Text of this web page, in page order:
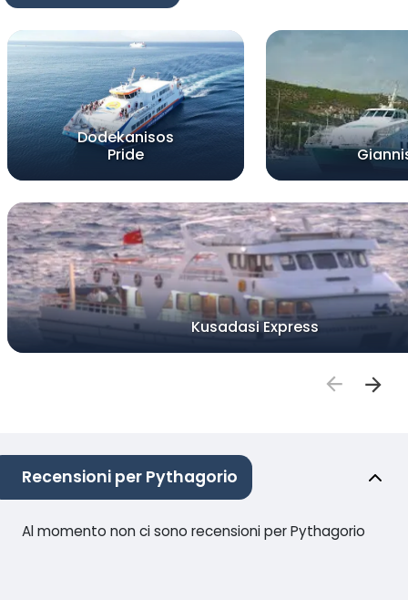
Dodekanisos
Pride
Kusadasi Express
Recensioni per Pythagorio
Al momento non ci sono recensioni per Pythagorio